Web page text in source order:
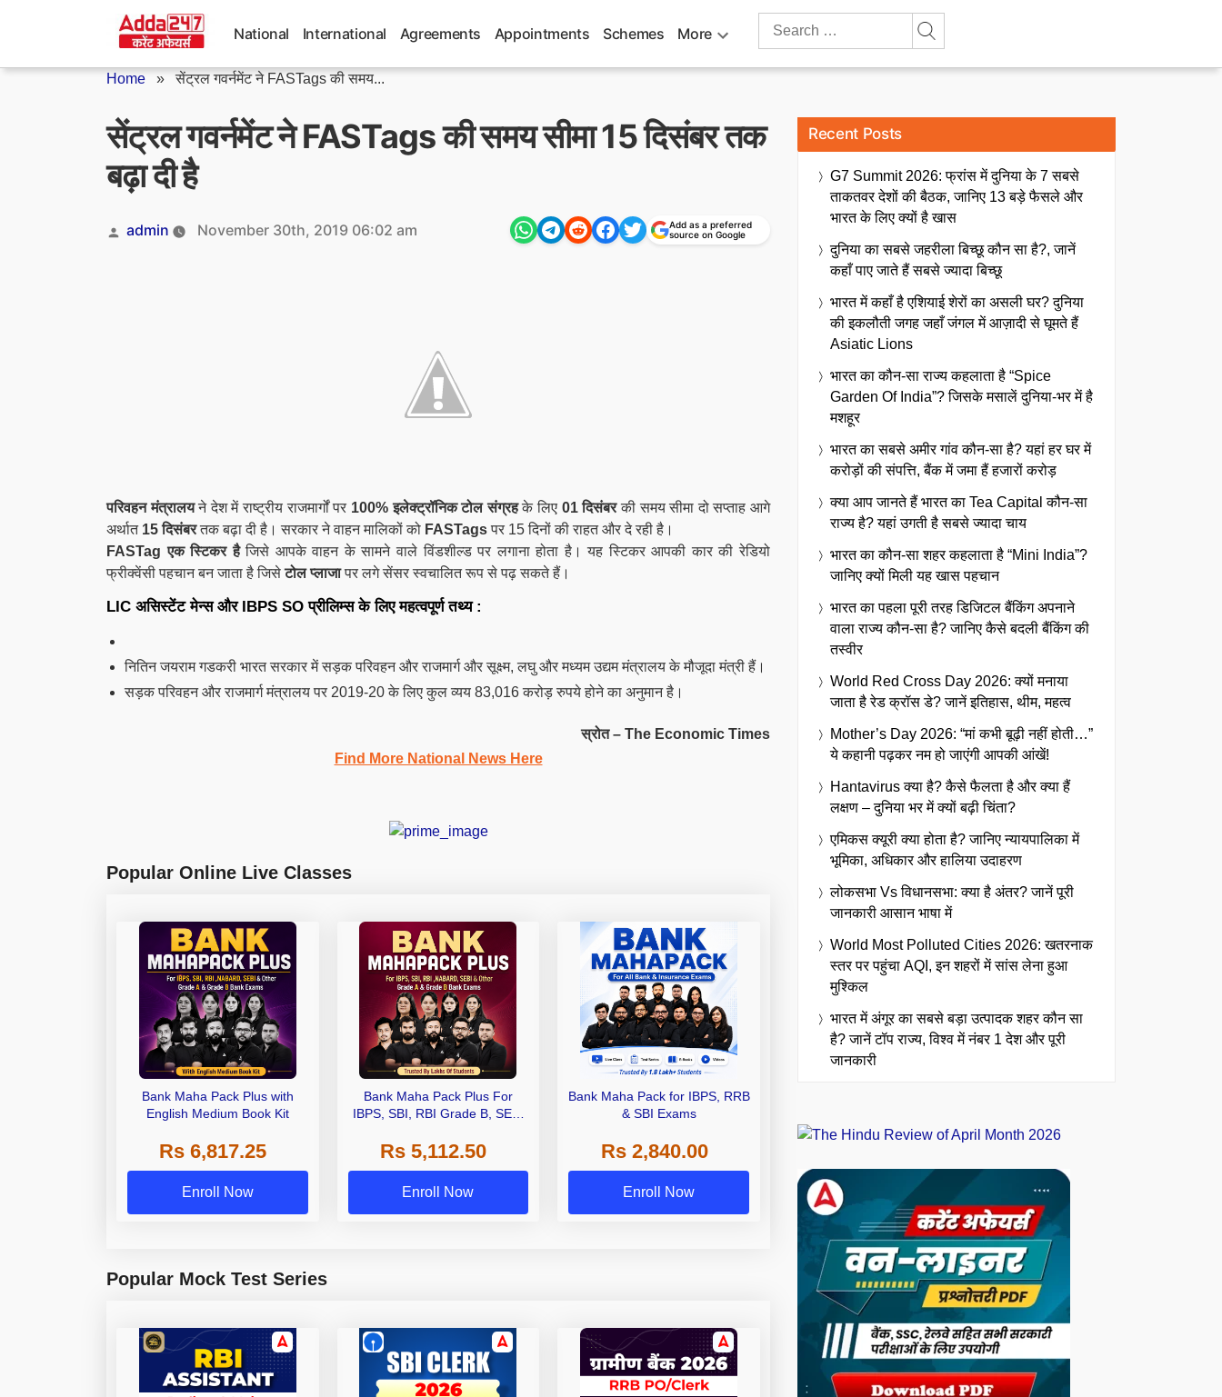
National International Agreements Appointments Schemes More
Search
Home »सेंट्रल गवर्नमेंट ने FASTags की समय...
सेंट्रल गवर्नमेंट ने FASTags की समय सीमा 15 दिसंबर तक
बढ़ा दी है
Posted
admin November 30th, 2019 06:02 am
Add as a preferred
source on Google
परिवहन मंत्रालयने देश में राष्ट्रीय राजमार्गों पर 100% इलेक्ट्रॉनिक टोल संग्रहके लिए 01 दिसंबरकी समय सीमा दो सप्ताह आगे
अर्थात 15 दिसंबरतक बढ़ा दी है। सरकार ने वाहन मालिकों को FASTagsपर 15 दिनों की राहत और दे रही है।
FASTag एक स्टिकर हैजिसे आपके वाहन के सामने वाले विंडशील्ड पर लगाना होता है। यह स्टिकर आपकी कार की रेडियो
फ्रीक्वेंसी पहचान बन जाता है जिसेटोल प्लाजापर लगे सेंसर स्वचालित रूप से पढ़ सकते हैं।
LIC असिस्टेंट मेन्स और IBPS SO प्रीलिम्स के लिए महत्वपूर्ण तथ्य :
नितिन जयराम गडकरी भारत सरकार में सड़क परिवहन और राजमार्ग और सूक्ष्म, लघु और मध्यम उद्यम मंत्रालय के मौजूदा मंत्री हैं।
सड़क परिवहन और राजमार्ग मंत्रालय पर 2019-20 के लिए कुल व्यय 83,016 करोड़ रुपये होने का अनुमान है।
स्रोत – The Economic Times
Find More National News Here
Popular Online Live Classes
Bank Maha Pack Plus with
English Medium Book Kit
Rs 6,817.25
Enroll Now
Bank Maha Pack Plus For
IBPS, SBI, RBI Grade B, SEBI
Other Grade A & Grade B Bank
Exams
Rs 5,112.50
Enroll Now
Bank Maha Pack for IBPS, RRB
& SBI Exams
Rs 2,840.00
Enroll Now
Popular Mock Test Series
Recent Posts
G7 Summit 2026: फ्रांस में दुनिया के 7 सबसे
ताकतवर देशों की बैठक, जानिए 13 बड़े फैसले और
भारत के लिए क्यों है खास
दुनिया का सबसे जहरीला बिच्छू कौन सा है?, जानें
कहाँ पाए जाते हैं सबसे ज्यादा बिच्छू
भारत में कहाँ है एशियाई शेरों का असली घर? दुनिया
की इकलौती जगह जहाँ जंगल में आज़ादी से घूमते हैं
Asiatic Lions
भारत का कौन-सा राज्य कहलाता है “Spice
Garden Of India”? जिसके मसालें दुनिया-भर में है
मशहूर
भारत का सबसे अमीर गांव कौन-सा है? यहां हर घर में
करोड़ों की संपत्ति, बैंक में जमा हैं हजारों करोड़
क्या आप जानते हैं भारत का Tea Capital कौन-सा
राज्य है? यहां उगती है सबसे ज्यादा चाय
भारत का कौन-सा शहर कहलाता है “Mini India”?
जानिए क्यों मिली यह खास पहचान
भारत का पहला पूरी तरह डिजिटल बैंकिंग अपनाने
वाला राज्य कौन-सा है? जानिए कैसे बदली बैंकिंग की
तस्वीर
World Red Cross Day 2026: क्यों मनाया
जाता है रेड क्रॉस डे? जानें इतिहास, थीम, महत्व
Mother’s Day 2026: “मां कभी बूढ़ी नहीं होती…”
ये कहानी पढ़कर नम हो जाएंगी आपकी आंखें!
Hantavirus क्या है? कैसे फैलता है और क्या हैं
लक्षण – दुनिया भर में क्यों बढ़ी चिंता?
एमिकस क्यूरी क्या होता है? जानिए न्यायपालिका में
भूमिका, अधिकार और हालिया उदाहरण
लोकसभा Vs विधानसभा: क्या है अंतर? जानें पूरी
जानकारी आसान भाषा में
World Most Polluted Cities 2026: खतरनाक
स्तर पर पहुंचा AQI, इन शहरों में सांस लेना हुआ
मुश्किल
भारत में अंगूर का सबसे बड़ा उत्पादक शहर कौन सा
है? जानें टॉप राज्य, विश्व में नंबर 1 देश और पूरी
जानकारी